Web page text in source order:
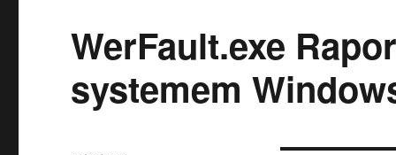
WerFault.exe
systemem